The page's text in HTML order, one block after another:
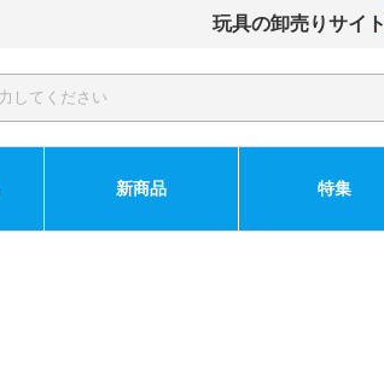
玩具の卸売りサイト
新商品 特集